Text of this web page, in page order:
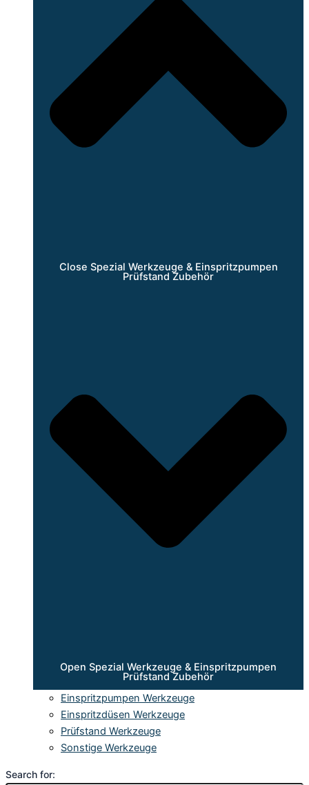
Close Spezial Werkzeuge & Einspritzpumpen
Prüfstand Zubehör
Open Spezial Werkzeuge & Einspritzpumpen
Prüfstand Zubehör
Einspritzpumpen Werkzeuge
Einspritzdüsen Werkzeuge
Prüfstand Werkzeuge
Sonstige Werkzeuge
Search for: